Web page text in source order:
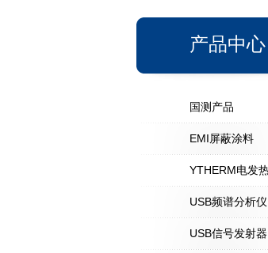
产品中心
国测产品
EMI屏蔽涂料
YTHERM电发
USB频谱分析仪
USB信号发射器